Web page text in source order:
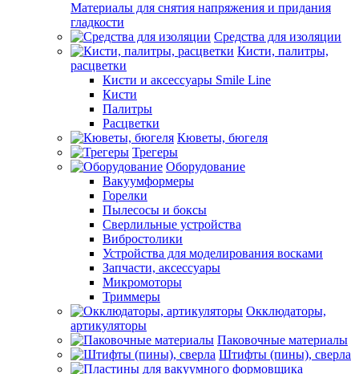
Материалы для снятия напряжения и придания
гладкости
Средства для изоляции
Кисти, палитры,
расцветки
Кисти и аксессуары Smile Line
Кисти
Палитры
Расцветки
Кюветы, бюгеля
Трегеры
Оборудование
Вакуумформеры
Горелки
Пылесосы и боксы
Сверлильные устройства
Вибростолики
Устройства для моделирования восками
Запчасти, аксессуары
Микромоторы
Триммеры
Окклюдаторы,
артикуляторы
Паковочные материалы
Штифты (пины), сверла